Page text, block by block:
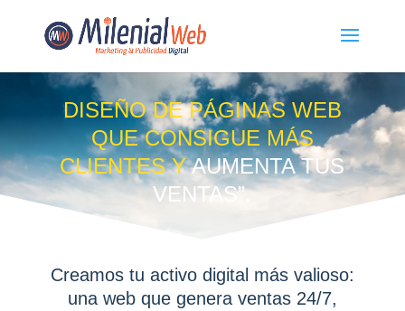
DISEÑO DE PÁGINAS WEB
QUE CONSIGUE MÁS
CLIENTES YAUMENTA TUS
VENTAS”.
Creamos tu activo digital más valioso:
una web que genera ventas 24/7,